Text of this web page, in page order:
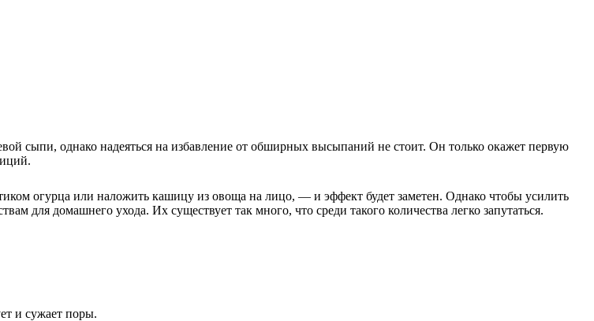
сыпи, однако надеяться на избавление от обширных высыпаний не стоит. Он только окажет первую
огурца или наложить кашицу из овоща на лицо, — и эффект будет заметен. Однако чтобы усилить
для домашнего ухода. Их существует так много, что среди такого количества легко запутаться.
и сужает поры.